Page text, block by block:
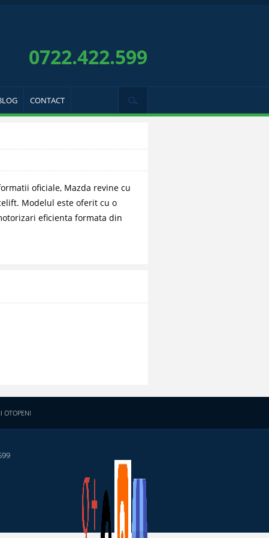
0722.422.599
CONTACT
oficiale, Mazda revine cu
Modelul este oferit cu o
eficienta formata din
OTOPENI